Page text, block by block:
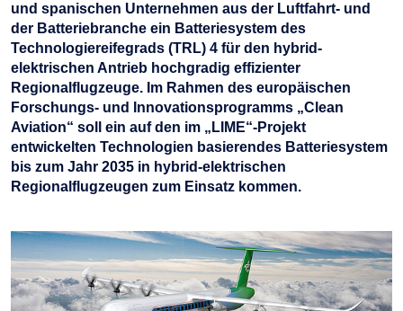
und spanischen Unternehmen aus der Luftfahrt- und
der Batteriebranche ein Batteriesystem des
Technologiereifegrads (TRL) 4 für den hybrid-
elektrischen Antrieb hochgradig effizienter
Regionalflugzeuge. Im Rahmen des europäischen
Forschungs- und Innovationsprogramms „Clean
Aviation“ soll ein auf den im „LIME“-Projekt
entwickelten Technologien basierendes Batteriesystem
bis zum Jahr 2035 in hybrid-elektrischen
Regionalflugzeugen zum Einsatz kommen.